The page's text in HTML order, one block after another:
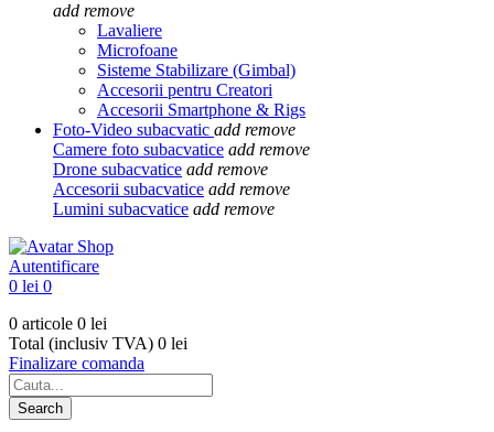
add remove
Lavaliere
Microfoane
Sisteme Stabilizare (Gimbal)
Accesorii pentru Creatori
Accesorii Smartphone & Rigs
Foto-Video subacvatic add remove
Camere foto subacvatice add remove
Drone subacvatice add remove
Accesorii subacvatice add remove
Lumini subacvatice add remove
Autentificare
0 lei 0
0 articole 0 lei
Total (inclusiv TVA) 0 lei
Finalizare comanda
Search